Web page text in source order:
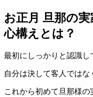
お正月 旦那の
心構えとは？
最初にしっかりと認識し
自分は決して客人では
これから初めて旦那様